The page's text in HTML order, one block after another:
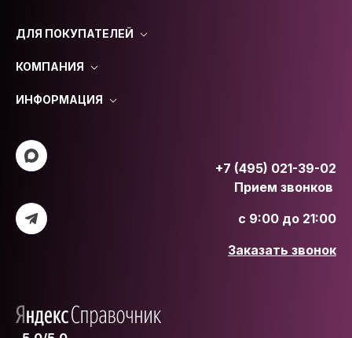
ДЛЯ ПОКУПАТЕЛЕЙ
КОМПАНИЯ
ИНФОРМАЦИЯ
+7 (495) 021-39-02
Прием звонков
с 9:00 до 21:00
Заказать звонок